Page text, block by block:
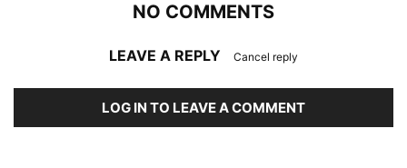
NO COMMENTS
LEAVE A REPLY Cancel reply
LOG IN TO LEAVE A COMMENT